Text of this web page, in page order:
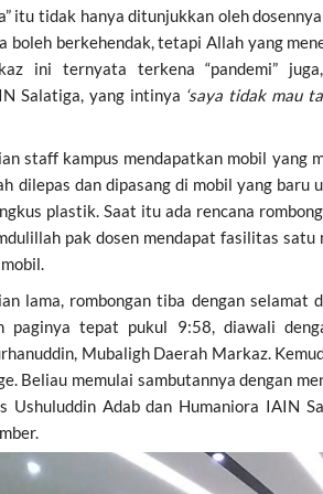
itu tidak hanya ditunjukkan oleh
boleh berkehendak, tetapi Allah yang
ini ternyata terkena “pandemi”
Salatiga, yang intinya ‘saya tidak mau
staff kampus mendapatkan mobil yang
dilepas dan dipasang di mobil yang
plastik. Saat itu ada rencana
pak dosen mendapat fasilitas
lama, rombongan tiba dengan selamat
paginya tepat pukul 9:58, diawali
Mubaligh Daerah Markaz.
Beliau memulai sambutannya dengan
Ushuluddin Adab dan Humaniora IAIN